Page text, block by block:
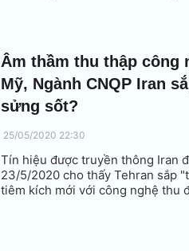
Âm thầm thu thập công
Mỹ, Ngành CNQP Iran
sửng sốt?
25/05/2020 22:30
Tín hiệu được truyền thông Iran
23/5/2020 cho thấy Tehran sắp
tiêm kích mới với công nghệ thu